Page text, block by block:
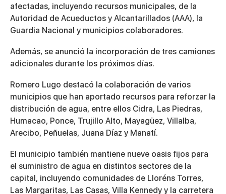
afectadas, incluyendo recursos municipales, de la
Autoridad de Acueductos y Alcantarillados (AAA), la
Guardia Nacional y municipios colaboradores.
Además, se anunció la incorporación de tres camiones
adicionales durante los próximos días.
Romero Lugo destacó la colaboración de varios
municipios que han aportado recursos para reforzar la
distribución de agua, entre ellos Cidra, Las Piedras,
Humacao, Ponce, Trujillo Alto, Mayagüez, Villalba,
Arecibo, Peñuelas, Juana Díaz y Manatí.
El municipio también mantiene nueve oasis fijos para
el suministro de agua en distintos sectores de la
capital, incluyendo comunidades de Lloréns Torres,
Las Margaritas, Las Casas, Villa Kennedy y la carretera